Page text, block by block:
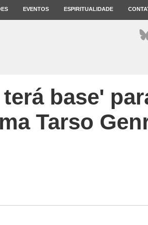
EVENTOS ESPIRITUALIDADE
base'
Tarso